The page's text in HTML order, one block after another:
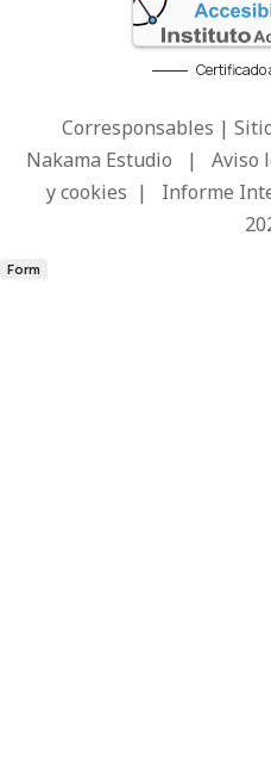
Certificado
Corresponsables |
Nakama Estudio | Aviso
y cookies | Informe
Form